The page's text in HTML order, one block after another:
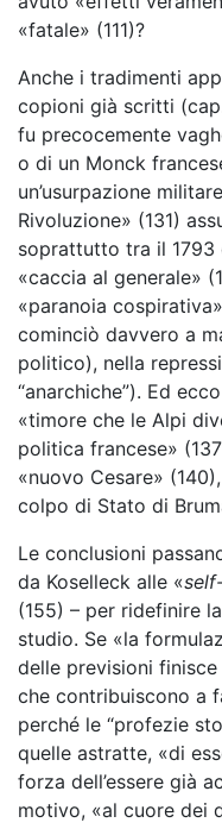
«fatale» (111)?
Anche i tradimenti
copioni già scritti
fu precocemente
o di un Monck
un’usurpazione
Rivoluzione» (131)
soprattutto tra il 1793
«caccia al generale»
«paranoia
cominciò davvero a
politico), nella
“anarchiche”). Ed
«timore che le Alpi
politica francese»
«nuovo Cesare»
colpo di Stato di
Le conclusioni
da Koselleck alle «
(155) – per ridefinire
studio. Se «la
delle previsioni
che contribuiscono a
perché le “profezie
quelle astratte, «di
forza dell’essere già
motivo, «al cuore dei